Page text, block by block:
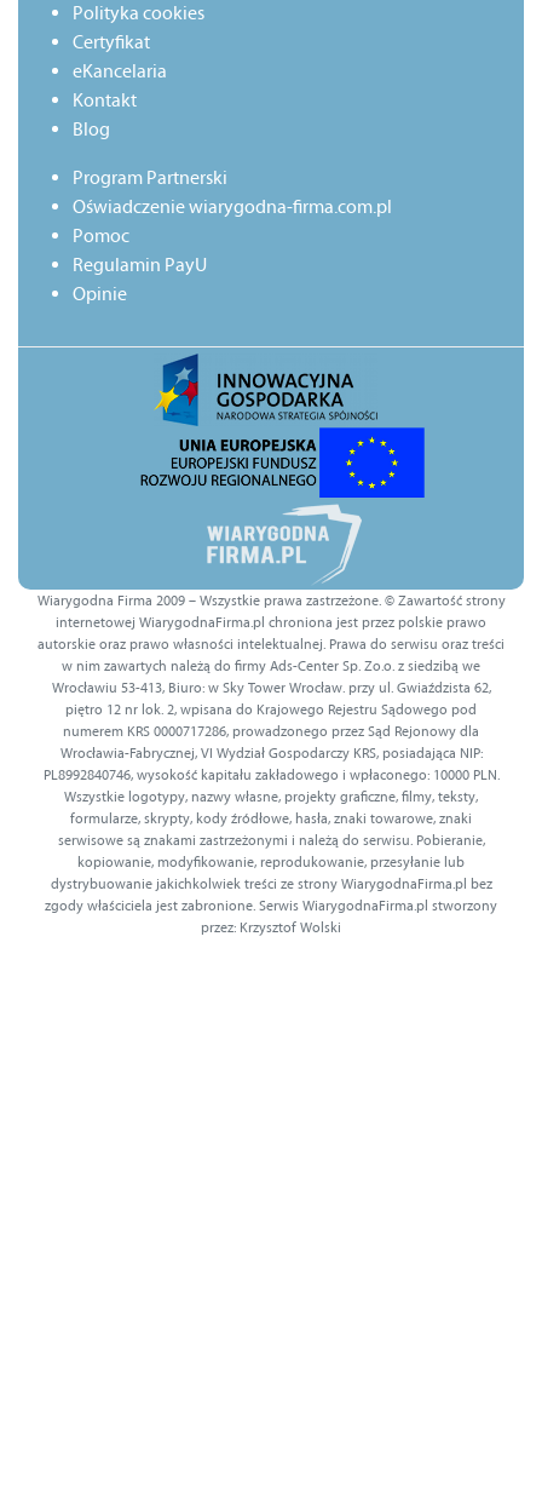
Polityka cookies
Certyfikat
eKancelaria
Kontakt
Blog
Program Partnerski
Oświadczenie wiarygodna-firma.com.pl
Pomoc
Regulamin PayU
Opinie
Wiarygodna Firma 2009 – Wszystkie prawa zastrzeżone. © Zawartość strony
internetowej WiarygodnaFirma.pl chroniona jest przez polskie prawo
autorskie oraz prawo własności intelektualnej. Prawa do serwisu oraz treści
w nim zawartych należą do firmy Ads-Center Sp. Zo.o. z siedzibą we
Wrocławiu 53-413, Biuro: w Sky Tower Wrocław. przy ul. Gwiaździsta 62,
piętro 12 nr lok. 2, wpisana do Krajowego Rejestru Sądowego pod
numerem KRS 0000717286, prowadzonego przez Sąd Rejonowy dla
Wrocławia-Fabrycznej, VI Wydział Gospodarczy KRS, posiadająca NIP:
PL8992840746, wysokość kapitału zakładowego i wpłaconego: 10000 PLN.
Wszystkie logotypy, nazwy własne, projekty graficzne, filmy, teksty,
formularze, skrypty, kody źródłowe, hasła, znaki towarowe, znaki
serwisowe są znakami zastrzeżonymi i należą do serwisu. Pobieranie,
kopiowanie, modyfikowanie, reprodukowanie, przesyłanie lub
dystrybuowanie jakichkolwiek treści ze strony WiarygodnaFirma.pl bez
zgody właściciela jest zabronione. Serwis WiarygodnaFirma.pl stworzony
przez: Krzysztof Wolski